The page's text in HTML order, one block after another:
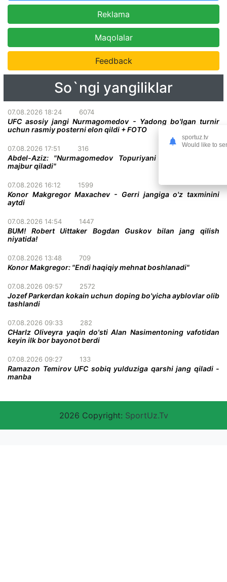
Reklama
Maqolalar
Feedback
So`ngi yangiliklar
07.08.2026 18:24 6074
UFC asosiy jangi Nurmagomedov - Yadong bo'lgan turnir
uchun rasmiy posterni elon qildi + FOTO
07.08.2026 17:51 316
Abdel-Aziz: "Nurmagomedov Topuriyani taslim bo'lishga
majbur qiladi"
07.08.2026 16:12 1599
Konor Makgregor Maxachev - Gerri jangiga o'z taxminini
aytdi
07.08.2026 14:54 1447
BUM! Robert Uittaker Bogdan Guskov bilan jang qilish
niyatida!
07.08.2026 13:48 709
Konor Makgregor: "Endi haqiqiy mehnat boshlanadi"
07.08.2026 09:57 2572
Jozef Parkerdan kokain uchun doping bo'yicha ayblovlar olib
tashlandi
07.08.2026 09:33 282
CHarlz Oliveyra yaqin do'sti Alan Nasimentoning vafotidan
keyin ilk bor bayonot berdi
07.08.2026 09:27 133
Ramazon Temirov UFC sobiq yulduziga qarshi jang qiladi -
manba
2026 Copyright: SportUz.Tv
sportuz.tv
Would like to